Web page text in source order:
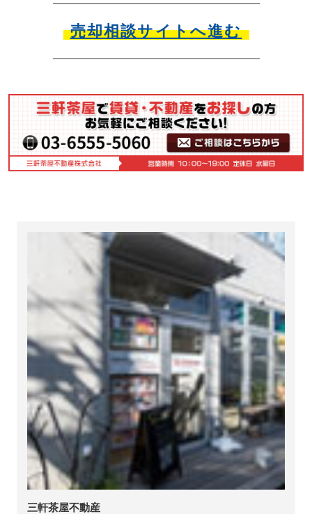
売却相談サイトへ進む
三軒茶屋不動産